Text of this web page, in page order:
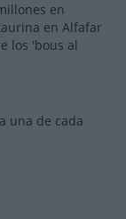
en
en Alfafar
los 'bous al
una de cada